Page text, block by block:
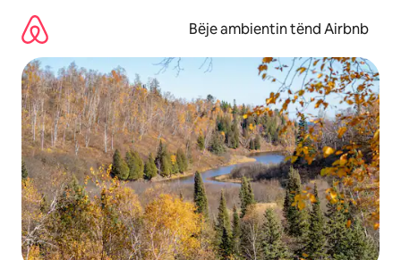
përmbajtja
Bëje ambientin tënd Airbnb